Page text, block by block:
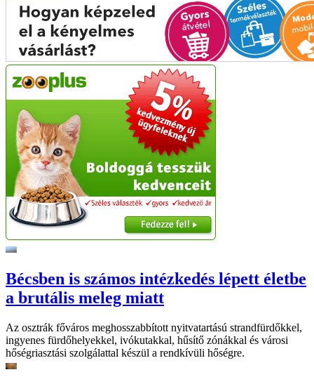
Bécsben is számos intézkedés lépett életbe
a brutális meleg miatt
Az osztrák főváros meghosszabbított nyitvatartású strandfürdőkkel,
ingyenes fürdőhelyekkel, ivókutakkal, hűsítő zónákkal és városi
hőségriasztási szolgálattal készül a rendkívüli hőségre.